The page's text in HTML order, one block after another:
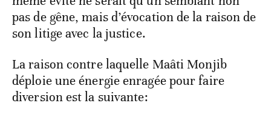
pas de gêne, mais d’évocation de la raison de
son litige avec la justice.
La raison contre laquelle Maâti Monjib
déploie une énergie enragée pour faire
diversion est la suivante: